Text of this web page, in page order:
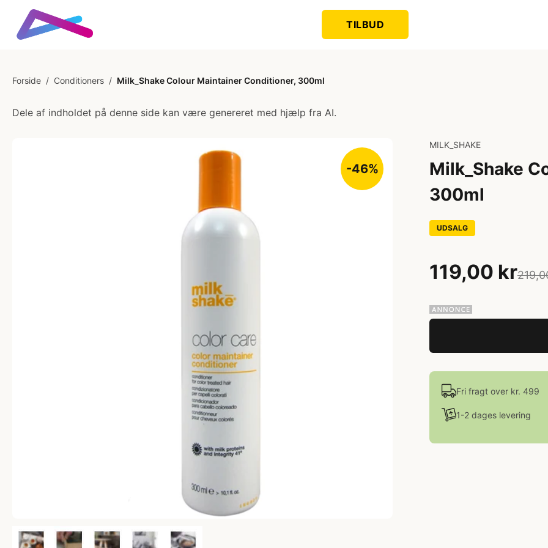
TILBUD
Forside / Conditioners / Milk_Shake Colour Maintainer Conditioner, 300ml
Dele af indholdet på denne side kan være genereret med hjælp fra AI.
-46%
MILK_SHAKE
Milk_Shake
300ml
UDSALG
119,00 kr
Fri fragt over kr. 499
1-2 dages levering